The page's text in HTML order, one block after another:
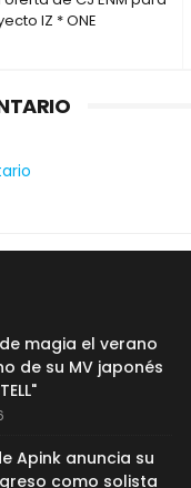
IZ * ONE
magia el verano
de su MV japonés
Apink anuncia su
como solista